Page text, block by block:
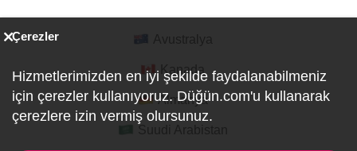
Kanada
Almanya
Çerezler
Hizmetlerimizden en iyi şekilde faydalanabilmeniz
için çerezler kullanıyoruz. Düğün.com'u kullanarak
çerezlere izin vermiş olursunuz.